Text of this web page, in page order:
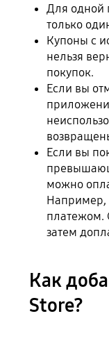
Для одной
только
Купоны с
нельзя
покупок.
Если вы
Если вы
можно
Например,
платежом.
затем
Как
Store?